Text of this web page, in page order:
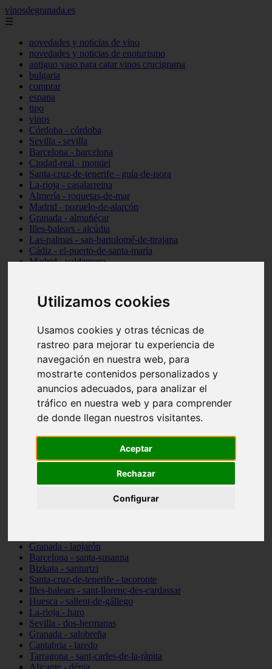
Utilizamos cookies
Usamos cookies y otras técnicas de
rastreo para mejorar tu experiencia de
navegación en nuestra web, para
mostrarte contenidos personalizados y
anuncios adecuados, para analizar el
tráfico en nuestra web y para comprender
de donde llegan nuestros visitantes.
Aceptar
Rechazar
Configurar
vinosdegranada.es
☰
novedades y noticias de vino
novedades y noticias de enoturismo
antiguo vaso para catar vinos crucigrama
bulgaria
comprar
espana
tipo
vinos
Córdoba - córdoba
Sevilla - sevilla
Barcelona - barcelona
Ciudad-real - montiel
Santa-cruz-de-tenerife - guía-de-isora
La-rioja - casalarreina
Almería - roquetas-de-mar
Madrid - pozuelo-de-alarcón
Granada - almuñécar
Illes-balears - alcúdia
Las-palmas - san-bartolomé-de-tirajana
Cádiz - el-puerto-de-santa-maría
Madrid - valdemoro
Cantabria - suances
Sevilla - bormujos
Málaga - júzcar
Huesca - alquézar
Huesca - castejón-de-sos
Lleida - alt-àneu
Córdoba - almedinilla
Navarra - zangoza
Cantabria - arenas-de-iguña
Barcelona - la-pobla-de-lillet
Murcia - cartagena
Madrid - nuevo-baztán
Granada - lanjarón
Barcelona - santa-susanna
Bizkaia - santurtzi
Santa-cruz-de-tenerife - tacoronte
Illes-balears - sant-llorenç-des-cardassar
Huesca - sallent-de-gállego
La-rioja - haro
Sevilla - dos-hermanas
Granada - salobreña
Cantabria - laredo
Tarragona - sant-carles-de-la-ràpita
Alicante - dénia